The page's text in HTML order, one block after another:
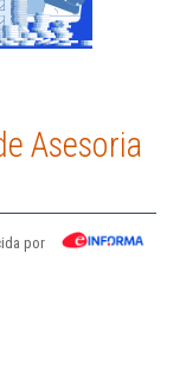
Asesoria
por